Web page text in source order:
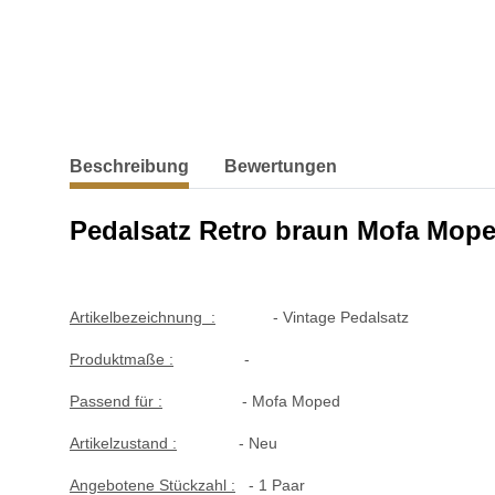
weitere Registerkarten anzeigen
Beschreibung Bewertungen
Pedalsatz Retro braun Mofa
Artikelbezeichnung : - Vintage Pedalsatz
Produktmaße : -
Passend für : - Mofa Moped
Artikelzustand : - Neu
Angebotene Stückzahl : - 1 Paar